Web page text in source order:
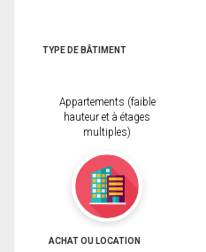
TYPE DE BÂTIMENT
Appartements (faible
hauteur et à étages
multiples)
ACHAT OU LOCATION